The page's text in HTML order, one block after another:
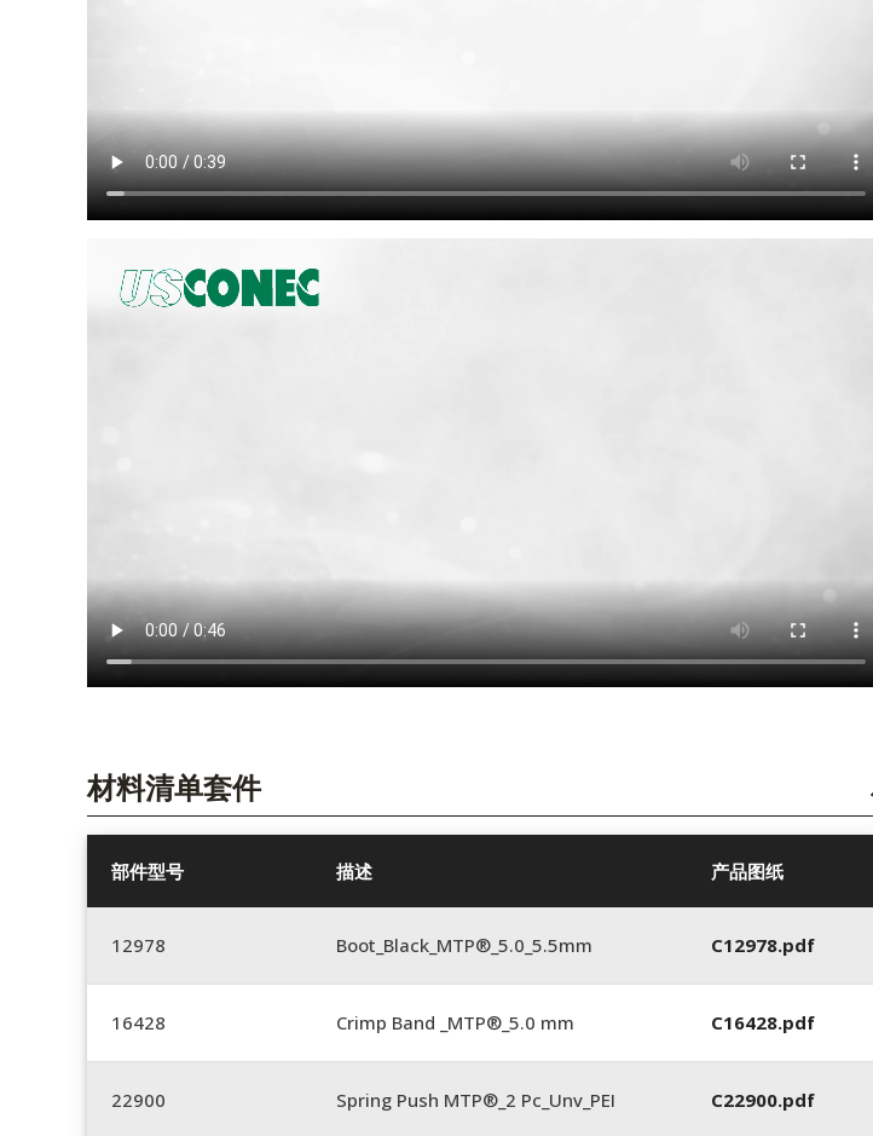
材料清单套件
部件型号 描述 产品图纸
12978 Boot_Black_MTP®_5.0_5.5mm C12978.pdf
16428 Crimp Band _MTP®_5.0 mm C16428.pdf
22900 Spring Push MTP®_2 Pc_Unv_PEI C22900.pdf